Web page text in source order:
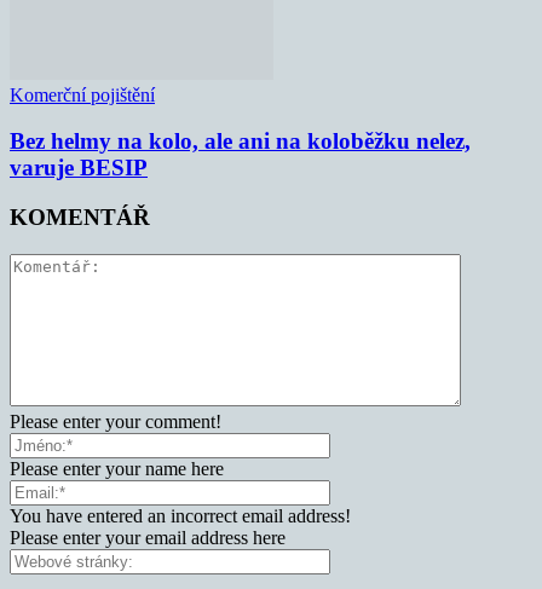
Komerční pojištění
Bez helmy na kolo, ale ani na koloběžku nelez,
varuje BESIP
KOMENTÁŘ
Please enter your comment!
Please enter your name here
You have entered an incorrect email address!
Please enter your email address here